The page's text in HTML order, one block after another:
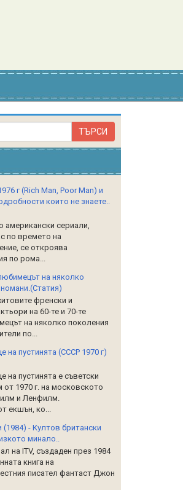
г (Rich Man, Poor Man) и
които не знаете..
американски сериали,
по времето на
се откроява
по рома...
на няколко
френски и
на 60-те и 70-те
на няколко поколения
по...
на пустинята (СССР 1970 г)
на пустинята е съветски
от 1970 г. на московското
и Ленфилм.
екшън, ко...
- Култов британски
минало..
на ITV, създаден през 1984
книга на
писател фантаст Джон